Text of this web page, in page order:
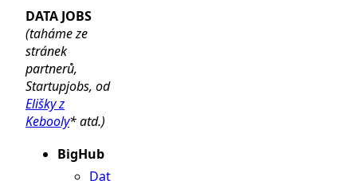
DATA JOBS
(taháme ze
stránek
partnerů,
Startupjobs, od
Elišky z
Kebooly* atd.)
BigHub
Dat